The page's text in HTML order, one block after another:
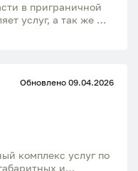
в приграничной
услуг, а так же
разгрузочные,
зерновых,
мукамольной
Обновлено 09.04.2026
комплекс услуг по
и